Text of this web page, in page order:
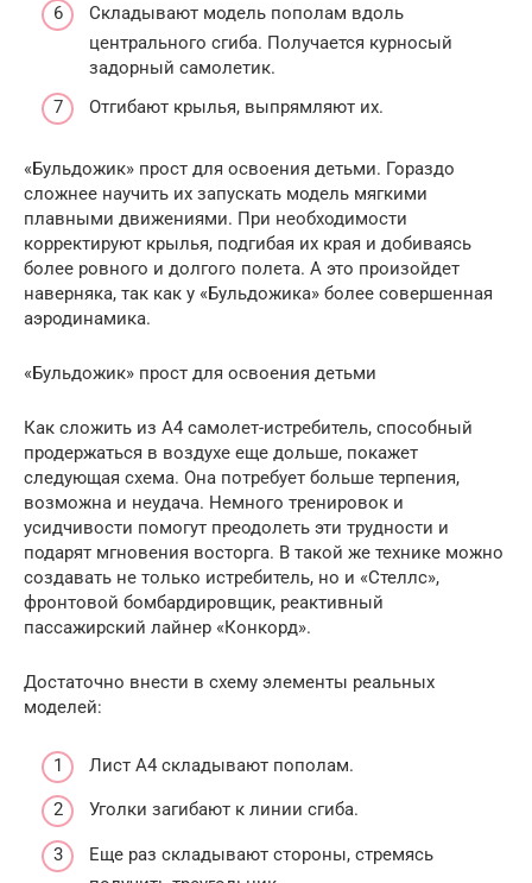
Складывают модель пополам вдоль
центрального сгиба. Получается курносый
задорный самолетик.
Отгибают крылья, выпрямляют их.
«Бульдожик» прост для освоения детьми. Гораздо
сложнее научить их запускать модель мягкими
плавными движениями. При необходимости
корректируют крылья, подгибая их края и добиваясь
более ровного и долгого полета. А это произойдет
наверняка, так как у «Бульдожика» более совершенная
аэродинамика.
«Бульдожик» прост для освоения детьми
Как сложить из А4 самолет-истребитель, способный
продержаться в воздухе еще дольше, покажет
следующая схема. Она потребует больше терпения,
возможна и неудача. Немного тренировок и
усидчивости помогут преодолеть эти трудности и
подарят мгновения восторга. В такой же технике можно
создавать не только истребитель, но и «Стеллс»,
фронтовой бомбардировщик, реактивный
пассажирский лайнер «Конкорд».
Достаточно внести в схему элементы реальных
моделей:
Лист А4 складывают пополам.
Уголки загибают к линии сгиба.
Еще раз складывают стороны, стремясь